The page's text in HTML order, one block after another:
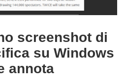
screenshot di
su Windows
annota